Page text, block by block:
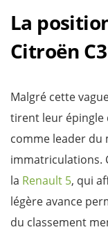
La
Citroën
Malgré cette
tirent leur épingle
comme leader du
immatriculations.
la Renault 5, qui
légère avance
du classement